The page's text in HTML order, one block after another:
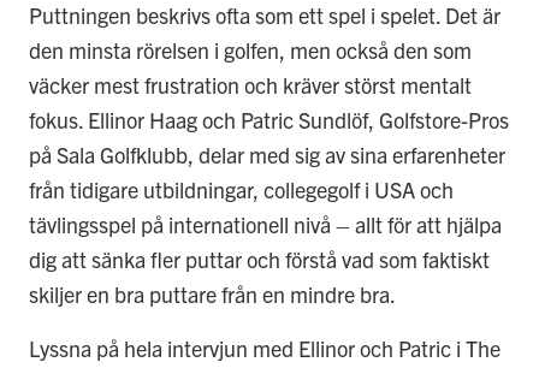
Puttningen beskrivs ofta som ett spel i spelet. Det är
den minsta rörelsen i golfen, men också den som
väcker mest frustration och kräver störst mentalt
fokus. Ellinor Haag och Patric Sundlöf, Golfstore-Pros
på Sala Golfklubb, delar med sig av sina erfarenheter
från tidigare utbildningar, collegegolf i USA och
tävlingsspel på internationell nivå – allt för att hjälpa
dig att sänka fler puttar och förstå vad som faktiskt
skiljer en bra puttare från en mindre bra.
Lyssna på hela intervjun med Ellinor och Patric i The